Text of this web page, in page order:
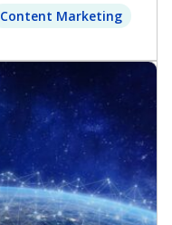
Content Marketing